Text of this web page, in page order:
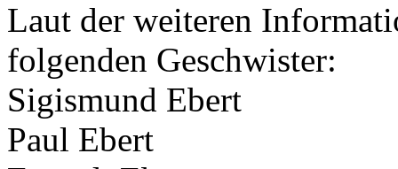
Laut der weiteren
folgenden Geschwister:
Sigismund Ebert
Paul Ebert